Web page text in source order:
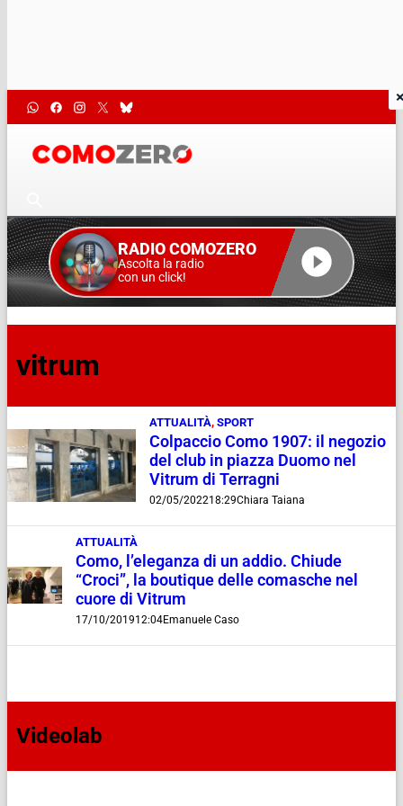
RADIO COMOZERO
Ascolta la radio
con un click!
vitrum
ATTUALITÀ, SPORT
Colpaccio Como 1907: il negozio
del club in piazza Duomo nel
Vitrum di Terragni
02/05/202218:29Chiara Taiana
ATTUALITÀ
Como, l’eleganza di un addio. Chiude
“Croci”, la boutique delle comasche nel
cuore di Vitrum
17/10/201912:04Emanuele Caso
Videolab